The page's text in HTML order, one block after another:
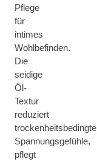
Pflege
für
intimes
Wohlbefinden.
Die
seidige
Öl-
Textur
reduziert
trockenheitsbedingte
Spannungsgefühle,
pflegt